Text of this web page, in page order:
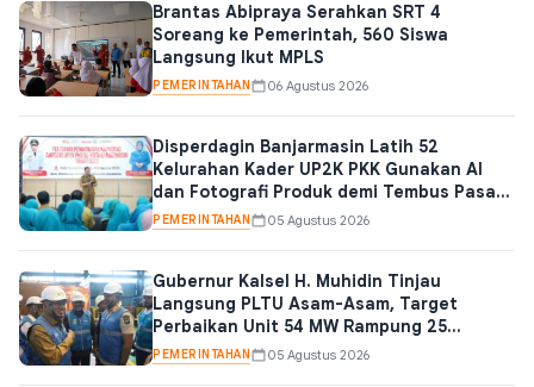
Brantas Abipraya Serahkan SRT 4
Soreang ke Pemerintah, 560 Siswa
Langsung Ikut MPLS
PEMERINTAHAN 06 Agustus 2026
Disperdagin Banjarmasin Latih 52
Kelurahan Kader UP2K PKK Gunakan AI
dan Fotografi Produk demi Tembus Pasar
Digital
PEMERINTAHAN 05 Agustus 2026
Gubernur Kalsel H. Muhidin Tinjau
Langsung PLTU Asam-Asam, Target
Perbaikan Unit 54 MW Rampung 25
Agustus 2026
PEMERINTAHAN 05 Agustus 2026